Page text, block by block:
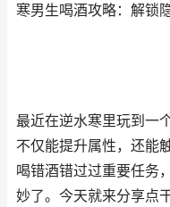
寒男生喝酒攻略：解锁
最近在逆水寒里玩到
不仅能提升属性，还能
喝错酒错过过重要任务
妙了。今天就来分享点